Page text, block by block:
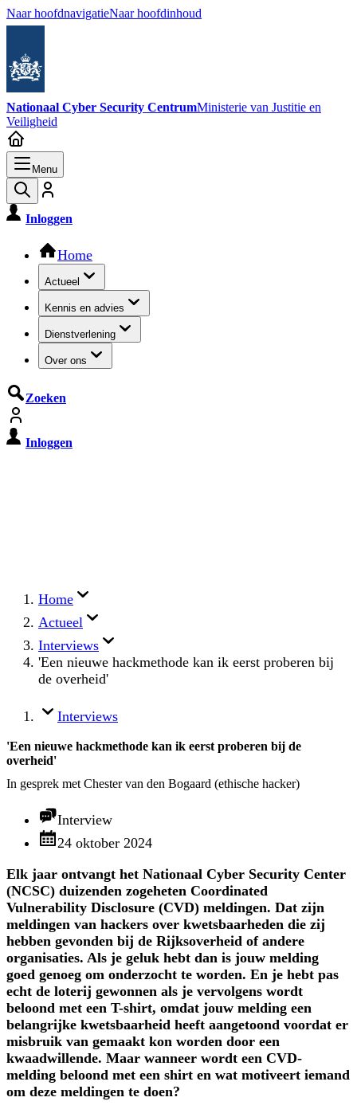
Naar hoofdnavigatieNaar hoofdinhoud
Nationaal Cyber Security CentrumMinisterie van Justitie en
Veiligheid
Menu
Inloggen
Hoofdnavigatie
Home
Actueel
Kennis en advies
Dienstverlening
Over ons
Zoeken
Inloggen
Home
Actueel
Interviews
'Een nieuwe hackmethode kan ik eerst proberen bij
de overheid'
Interviews
'Een nieuwe hackmethode kan ik eerst proberen bij de
overheid'
In gesprek met Chester van den Bogaard (ethische hacker)
Interview
24 oktober 2024
Elk jaar ontvangt het Nationaal Cyber Security Center
(NCSC) duizenden zogeheten Coordinated
Vulnerability Disclosure (CVD) meldingen. Dat zijn
meldingen van hackers over kwetsbaarheden die zij
hebben gevonden bij de Rijksoverheid of andere
organisaties. Als je geluk hebt dan is jouw melding
goed genoeg om onderzocht te worden. En je hebt pas
echt de loterij gewonnen als je vervolgens wordt
beloond met een T-shirt, omdat jouw melding een
belangrijke kwetsbaarheid heeft aangetoond voordat er
misbruik van gemaakt kon worden door een
kwaadwillende. Maar wanneer wordt een CVD-
melding beloond met een shirt en wat motiveert iemand
om deze meldingen te doen?